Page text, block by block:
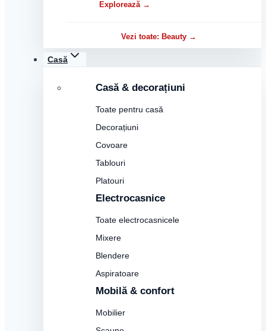
Explorează →
Vezi toate: Beauty →
Casă
Casă & decorațiuni
Toate pentru casă
Decorațiuni
Covoare
Tablouri
Platouri
Electrocasnice
Toate electrocasnicele
Mixere
Blendere
Aspiratoare
Mobilă & confort
Mobilier